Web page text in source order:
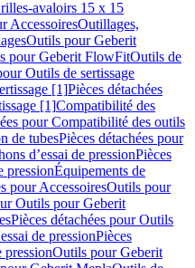
avaloirs 15 x 15
AccessoiresOutillages,
Outils pour Geberit
pour Geberit FlowFitOutils de
Outils de sertissage
[1]Pièces détachées
[1]Compatibilité des
pour Compatibilité des outils
de tubesPièces détachées pour
d’essai de pressionPièces
pressionÉquipements de
pour AccessoiresOutils pour
Outils pour Geberit
Pièces détachées pour Outils
de pressionPièces
pressionOutils pour Geberit